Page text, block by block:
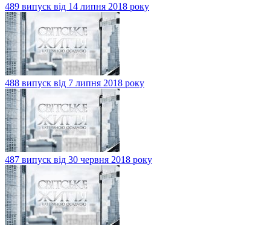
489 випуск від 14 липня 2018 року
488 випуск від 7 липня 2018 року
487 випуск від 30 червня 2018 року